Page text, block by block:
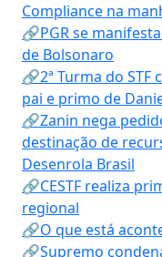
Compliance na
🔗PGR se
de Bolsonaro
🔗2ª Turma do
pai e primo de
🔗Zanin nega
destinação de
Desenrola Brasil
🔗CESTF realiza
regional
🔗O que está
🔗Supremo